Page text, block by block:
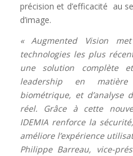
précision et d’efficacité au
d’image.
« Augmented Vision
technologies les plus
une solution complète
leadership en
biométrique, et d’analyse
réel. Grâce à cette
IDEMIA renforce la
améliore l’expérience
Philippe Barreau, vice-